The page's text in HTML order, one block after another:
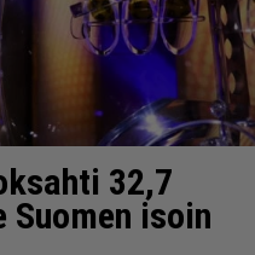
32,7
Suomen isoin